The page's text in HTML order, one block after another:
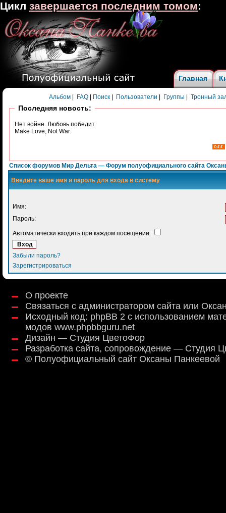
Главная
Альбом FAQ Поиск Пользователи Группы Тронный
Последняя новость:
Нет войне. Любовь победит.
Make Love, Not War.
Список форумов Мир Дельта — Форум полуофициального сайта
Введите ваше имя и пароль для входа в систему
Имя:
Пароль:
Автоматически входить при каждом посещении:
Забыли пароль?
Зарегистрироваться
О проекте
Связаться с администратором сайта или
Исходный код: phpBB 2 с использованием
модов www.phpbbguru.net
Дизайн — Студия ЦветоФор
Разработка сайта, сопровождение — Студия
© Полуофициальный сайт Оксаны Панкеевой
Цикл завершается последним томом: